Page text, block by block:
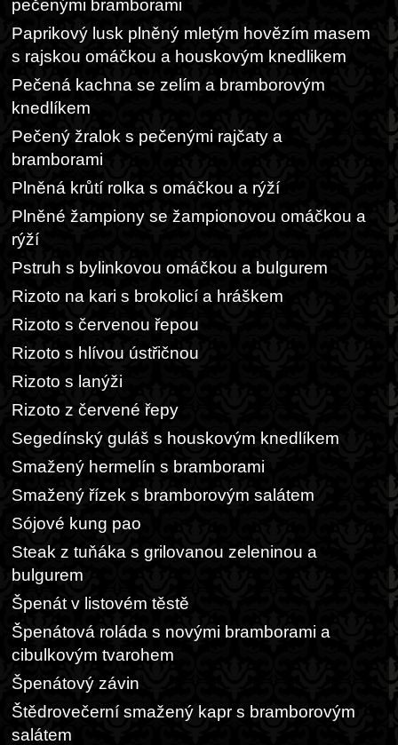
pečenými bramborami
Paprikový lusk plněný mletým hovězím masem
s rajskou omáčkou a houskovým knedlikem
Pečená kachna se zelím a bramborovým
knedlíkem
Pečený žralok s pečenými rajčaty a
bramborami
Plněná krůtí rolka s omáčkou a rýží
Plněné žampiony se žampionovou omáčkou a
rýží
Pstruh s bylinkovou omáčkou a bulgurem
Rizoto na kari s brokolicí a hráškem
Rizoto s červenou řepou
Rizoto s hlívou ústřičnou
Rizoto s lanýži
Rizoto z červené řepy
Segedínský guláš s houskovým knedlíkem
Smažený hermelín s bramborami
Smažený řízek s bramborovým salátem
Sójové kung pao
Steak z tuňáka s grilovanou zeleninou a
bulgurem
Špenát v listovém těstě
Špenátová roláda s novými bramborami a
cibulkovým tvarohem
Špenátový závin
Štědrovečerní smažený kapr s bramborovým
salátem